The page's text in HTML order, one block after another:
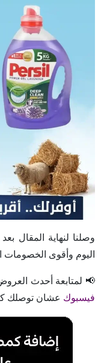
وصلنا لنهاية المقال
اليوم وأقوى الخصومات
📢 لمتابعة أحدث
فيسبوك عشان توصلك